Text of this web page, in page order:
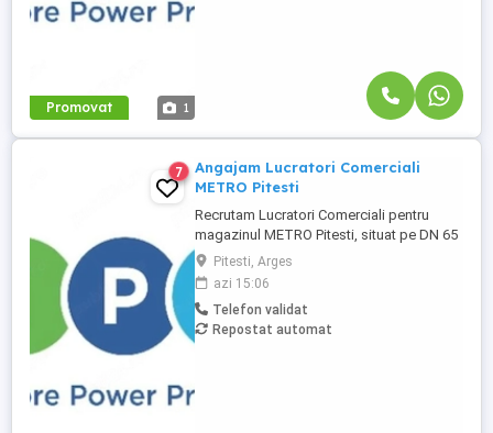
Promovat 1
7
Angajam Lucratori Comerciali
METRO Pitesti
Recrutam Lucratori Comerciali pentru
magazinul METRO Pitesti, situat pe DN 65
B, Km 107, comuna Bradu, judetul Arges.
Ce vei face: Alimentarea rafturilor cu
marfa; Aranjarea produselor conform
principiului FIFO; Etichetarea produselor;
Verificarea termenelor de valabilitate;
Pitesti, Arges
azi 15:06
Telefon validat
Repostat automat